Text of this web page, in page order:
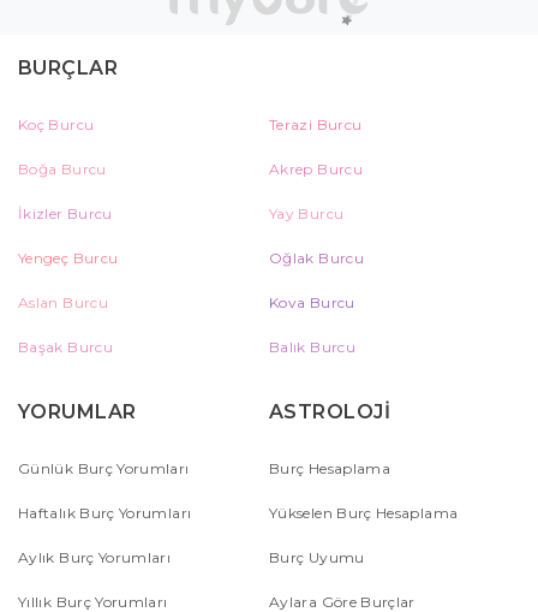
BURÇLAR
Koç Burcu Terazi Burcu
Boğa Burcu Akrep Burcu
İkizler Burcu Yay Burcu
Yengeç Burcu Oğlak Burcu
Aslan Burcu Kova Burcu
Başak Burcu Balık Burcu
YORUMLAR
Günlük Burç Yorumları
Haftalık Burç Yorumları
Aylık Burç Yorumları
Yıllık Burç Yorumları
ASTROLOJİ
Burç Hesaplama
Yükselen Burç Hesaplama
Burç Uyumu
Aylara Göre Burçlar